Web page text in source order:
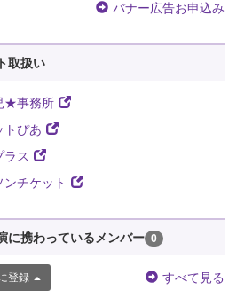
バナー広告お申込み
取扱い
★事務所
トぴあ
ラス
ンチケット
に携わっているメンバー 0
登録 すべて見る